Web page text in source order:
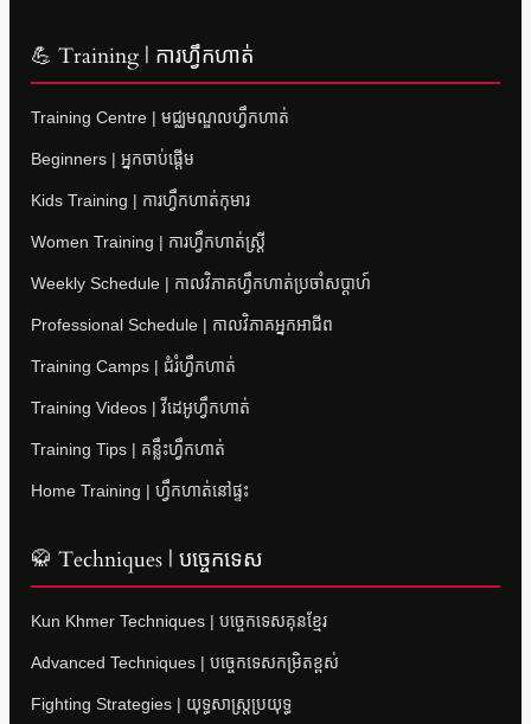
💪 Training | ការហ្វឹកហាត់
Training Centre | មជ្ឈមណ្ឌលហ្វឹកហាត់
Beginners | អ្នកចាប់ផ្តើម
Kids Training | ការហ្វឹកហាត់កុមារ
Women Training | ការហ្វឹកហាត់ស្ត្រី
Weekly Schedule | កាលវិភាគហ្វឹកហាត់ប្រចាំសប្តាហ៍
Professional Schedule | កាលវិភាគអ្នកអាជីព
Training Camps | ជំរំហ្វឹកហាត់
Training Videos | វីដេអូហ្វឹកហាត់
Training Tips | គន្លឹះហ្វឹកហាត់
Home Training | ហ្វឹកហាត់នៅផ្ទះ
🥋 Techniques | បច្ចេកទេស
Kun Khmer Techniques | បច្ចេកទេសគុនខ្មែរ
Advanced Techniques | បច្ចេកទេសកម្រិតខ្ពស់
Fighting Strategies | យុទ្ធសាស្ត្រប្រយុទ្ធ